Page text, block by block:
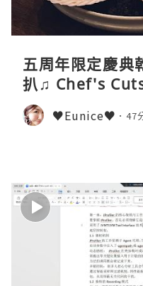
五周年限定慶典
扒♫ Chef's
♥Eunice♥ 47